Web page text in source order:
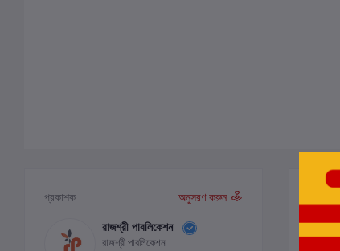
প্রকাশক
অনুসরণ করুন
রাজশ্রী পাবলিকেশন
রাজশ্রী পাবলিকেশন